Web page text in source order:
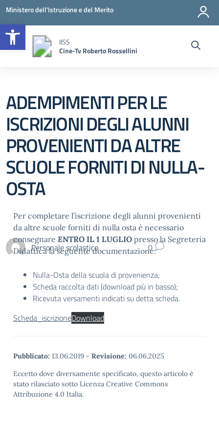
Open toolbar
Vai ai contenuti
Vai al menu di navigazione
Vai al footer
Ministero dell'Istruzione e del Merito
IISS
Cine-Tv Roberto Rossellini
ADEMPIMENTI PER LE
ISCRIZIONI DEGLI ALUNNI
PROVENIENTI DA ALTRE
SCUOLE FORNITI DI NULLA-
OSTA
Personale scolastico 0
Per completare l’iscrizione degli alunni provenienti
da altre scuole forniti di nulla osta è necessario
consegnare ENTRO IL 1 LUGLIO presso la Segreteria
Didattica la seguente documentazione:
Nulla-Osta della scuola di provenienza;
Scheda raccolta dati (download più in basso);
Ricevuta versamenti indicati su detta scheda.
Scheda_iscrizioneDownload
Pubblicato: 13.06.2019 - Revisione: 06.06.2025
Eccetto dove diversamente specificato, questo articolo è
stato rilasciato sotto Licenza Creative Commons
Attribuzione 4.0 Italia.